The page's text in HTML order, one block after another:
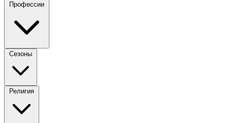
Профессии
Сезоны
Религия